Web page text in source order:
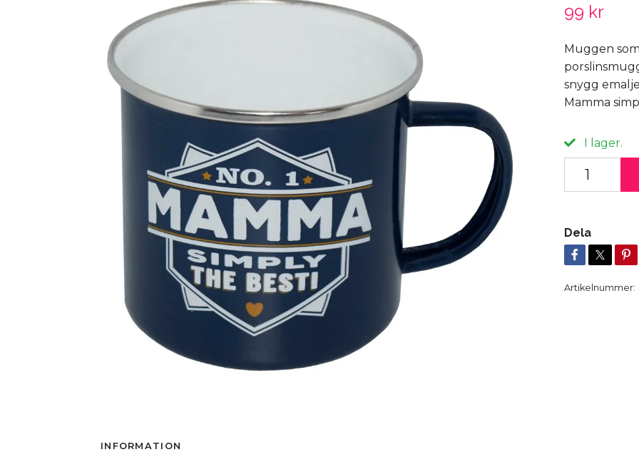
99 kr
Muggen
snygg
Mamma
I lager.
Dela
Artikelnummer:
INFORMATION